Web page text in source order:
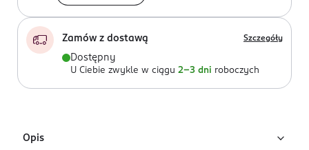
Zamów z dostawą Szczegóły
Dostępny
U Ciebie zwykle w ciągu 2-3 dni roboczych
Opis